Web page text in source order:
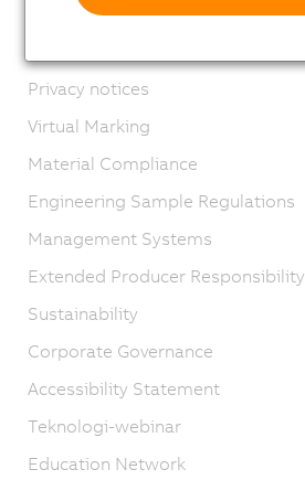
Privacy notices
Virtual Marking
Material Compliance
Engineering Sample Regulations
Management Systems
Extended Producer Responsibility
Sustainability
Corporate Governance
Accessibility Statement
Teknologi-webinar
Education Network